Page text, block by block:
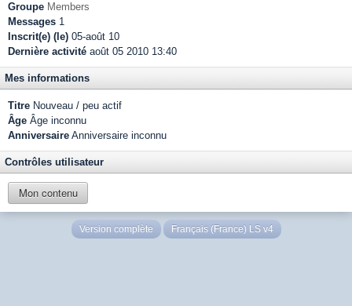
Groupe Members
Messages 1
Inscrit(e) (le) 05-août 10
Dernière activité août 05 2010 13:40
Mes informations
Titre Nouveau / peu actif
Âge Âge inconnu
Anniversaire Anniversaire inconnu
Contrôles utilisateur
Mon contenu
Version complète Français (France) LS v4